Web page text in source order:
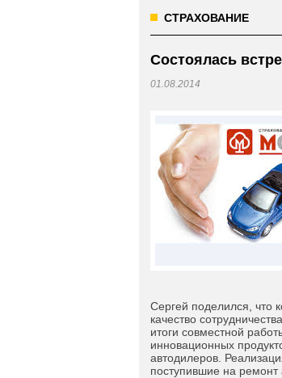
СТРАХОВАНИЕ
Состоялась
01.08.2014
Сергей поделился, что
качество
итоги совместной
инновационных
автодилеров.
поступившие на